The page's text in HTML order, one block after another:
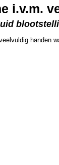
i.v.m.